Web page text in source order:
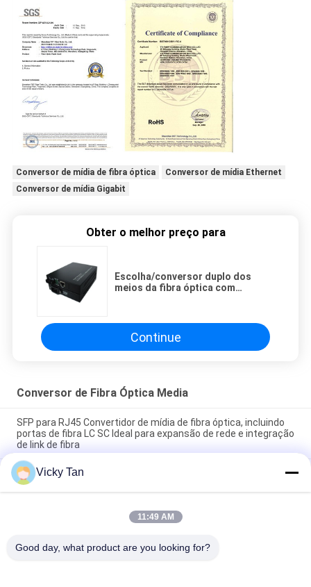
Conversor de mídia de fibra óptica
Conversor de mídia Ethernet
Conversor de mídia Gigabit
Obter o melhor preço para
Escolha/conversor duplo dos
meios da fibra óptica com
Continue
Conversor de Fibra Óptica Media
SFP para RJ45 Convertidor de mídia de fibra óptica, incluindo
portas de fibra LC SC Ideal para expansão de rede e integração
de link de fibra
Tipicamente 90mm X 70mm X 25mm Conversor de Mídia de
Fibra Óptica SFP Para RJ45 Comprimento de Onda 850 Nm
Compatível com Sistemas de Rede
Conversor dos meios da fibra óptica da montagem de
Vicky Tan
11:49 AM
Good day, what product are you looking for?